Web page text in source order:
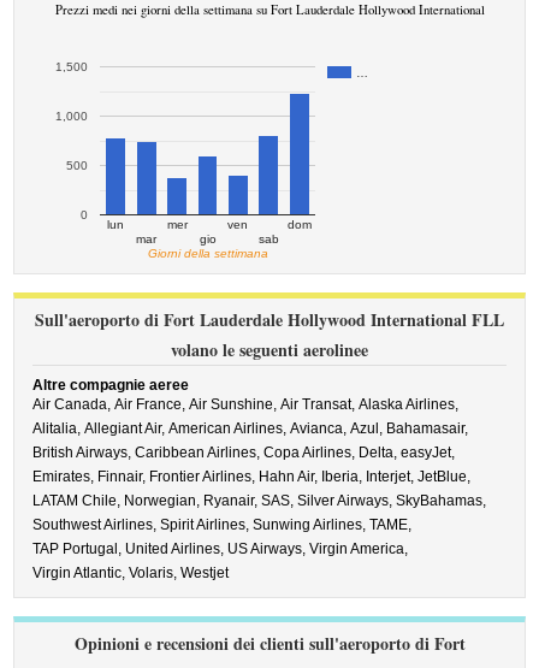
Prezzi medi nei giorni della settimana su Fort Lauderdale Hollywood International
lun
mar
mer
gio
ven
sab
dom
0
500
1,000
1,500
Giorni della settimana
Sull'aeroporto di Fort Lauderdale Hollywood International FLL
volano le seguenti aerolinee
Altre compagnie aeree
Air Canada,Air France,Air Sunshine,Air Transat,Alaska Airlines,
Alitalia,Allegiant Air,American Airlines,Avianca,Azul, Bahamasair,
British Airways,Caribbean Airlines,Copa Airlines, Delta,easyJet,
Emirates, Finnair, Frontier Airlines, Hahn Air, Iberia, Interjet,JetBlue,
LATAM Chile, Norwegian, Ryanair,SAS,Silver Airways,SkyBahamas,
Southwest Airlines,Spirit Airlines,Sunwing Airlines,TAME,
TAP Portugal, United Airlines, US Airways,Virgin America,
Virgin Atlantic,Volaris,Westjet
Opinioni e recensioni dei clienti sull'aeroporto di Fort